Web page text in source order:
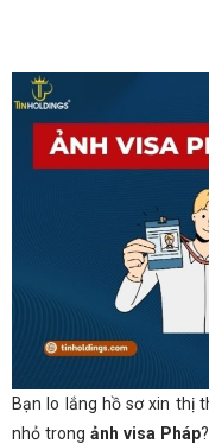
Bạn lo lắng hồ sơ xin thị
nhỏ trongảnh visa Pháp